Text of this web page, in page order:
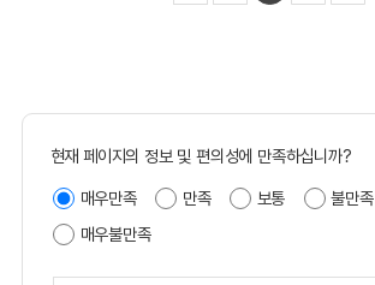
현재 페이지의 정보 및 편의성에 만족하십니까?
매우만족 만족 보통
불만족
매우불만족